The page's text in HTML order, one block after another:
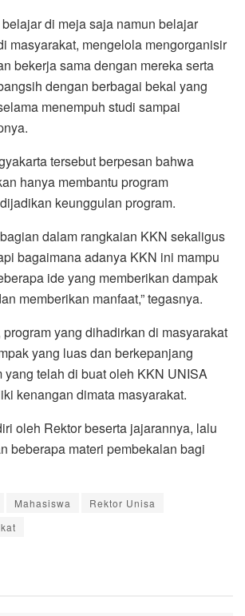
di meja saja namun belajar
masyarakat, mengelola mengorganisir
bekerja sama dengan mereka serta
dengan berbagai bekal yang
menempuh studi sampai
tersebut berpesan bahwa
hanya membantu program
keunggulan program.
dalam rangkaian KKN sekaligus
bagaimana adanya KKN ini mampu
ide yang memberikan dampak
memberikan manfaat,” tegasnya.
yang dihadirkan di masyarakat
yang luas dan berkepanjang
yang telah di buat oleh KKN UNISA
kenangan dimata masyarakat.
oleh Rektor beserta jajarannya, lalu
beberapa materi pembekalan bagi
Mahasiswa
Rektor Unisa